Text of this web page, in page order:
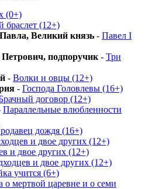
(0+)
браслет (12+)
Великий князь - Павел I
подпоручик - Три
- Волки и овцы (12+)
- Господа Головлевы (16+)
договор (12+)
Параллельные влюбленности
дождя (16+)
и двое других (12+)
и двое других (12+)
и двое других (12+)
учится (6+)
о мертвой царевне и о семи